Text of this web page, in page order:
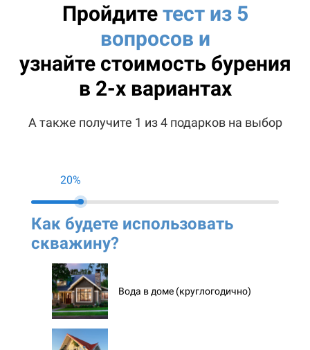
Пройдитетест из 5
вопросов и
узнайте стоимость бурения
в 2-х вариантах
А также получите 1 из 4 подарков на выбор
20%
Как будете использовать
скважину?
Вода в доме (круглогодично)